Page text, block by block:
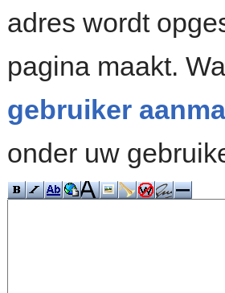
adres wordt
pagina maakt.
gebruiker
onder uw